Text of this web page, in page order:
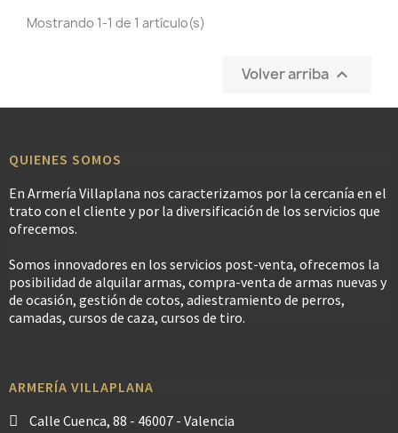
Mostrando 1-1 de 1 artículo(s)
Volver arriba 
QUIENES SOMOS
En Armería Villaplana nos caracterizamos por la cercanía en el
trato con el cliente y por la diversificación de los servicios que
ofrecemos.
Somos innovadores en los servicios post-venta, ofrecemos la
posibilidad de alquilar armas, compra-venta de armas nuevas y
de ocasión, gestión de cotos, adiestramiento de perros,
camadas, cursos de caza, cursos de tiro.
ARMERÍA VILLAPLANA
Calle Cuenca, 88 - 46007 - Valencia